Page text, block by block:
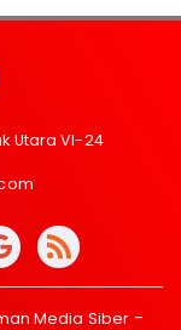
Utara VI-24
Media Siber